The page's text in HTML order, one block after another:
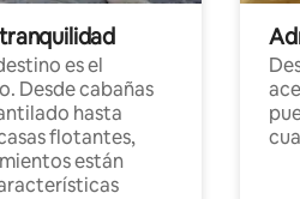
es el
Desde cabañas
hasta
flotantes,
están